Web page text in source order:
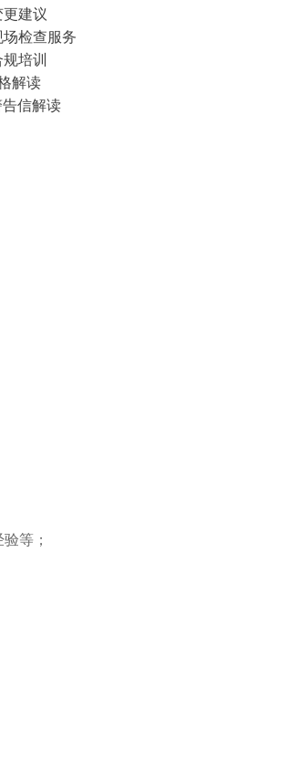
建议
场检查服务
培训
解读
告信解读
等；